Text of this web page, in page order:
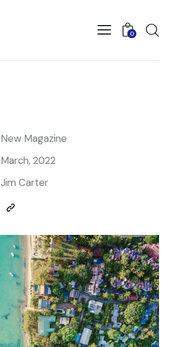
0
New Magazine
March, 2022
Jim Carter